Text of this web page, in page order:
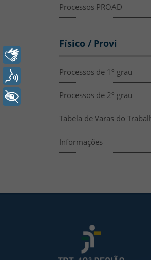
Processos PROAD
Físico / Provi
Processos de 1º grau
Processos de 2º grau
Tabela de Varas do
Informações
+ Acessibilidade